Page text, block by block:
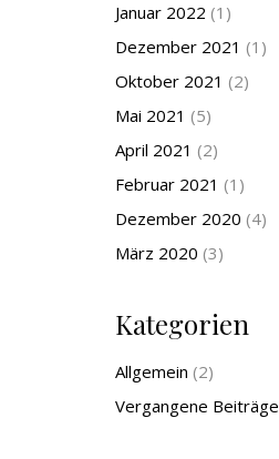
Januar 2022 (1)
Dezember 2021 (1)
Oktober 2021 (2)
Mai 2021 (5)
April 2021 (2)
Februar 2021 (1)
Dezember 2020 (4)
März 2020 (3)
Kategorien
Allgemein (2)
Vergangene Beiträge